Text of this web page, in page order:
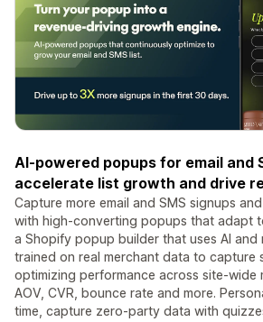
AI-powered popups for email and
accelerate list growth and drive
Capture more email and SMS signups
with high-converting popups that adapt
a Shopify popup builder that uses AI and
trained on real merchant data to capture
optimizing performance across site-wide
AOV, CVR, bounce rate and more.
time, capture zero-party data with